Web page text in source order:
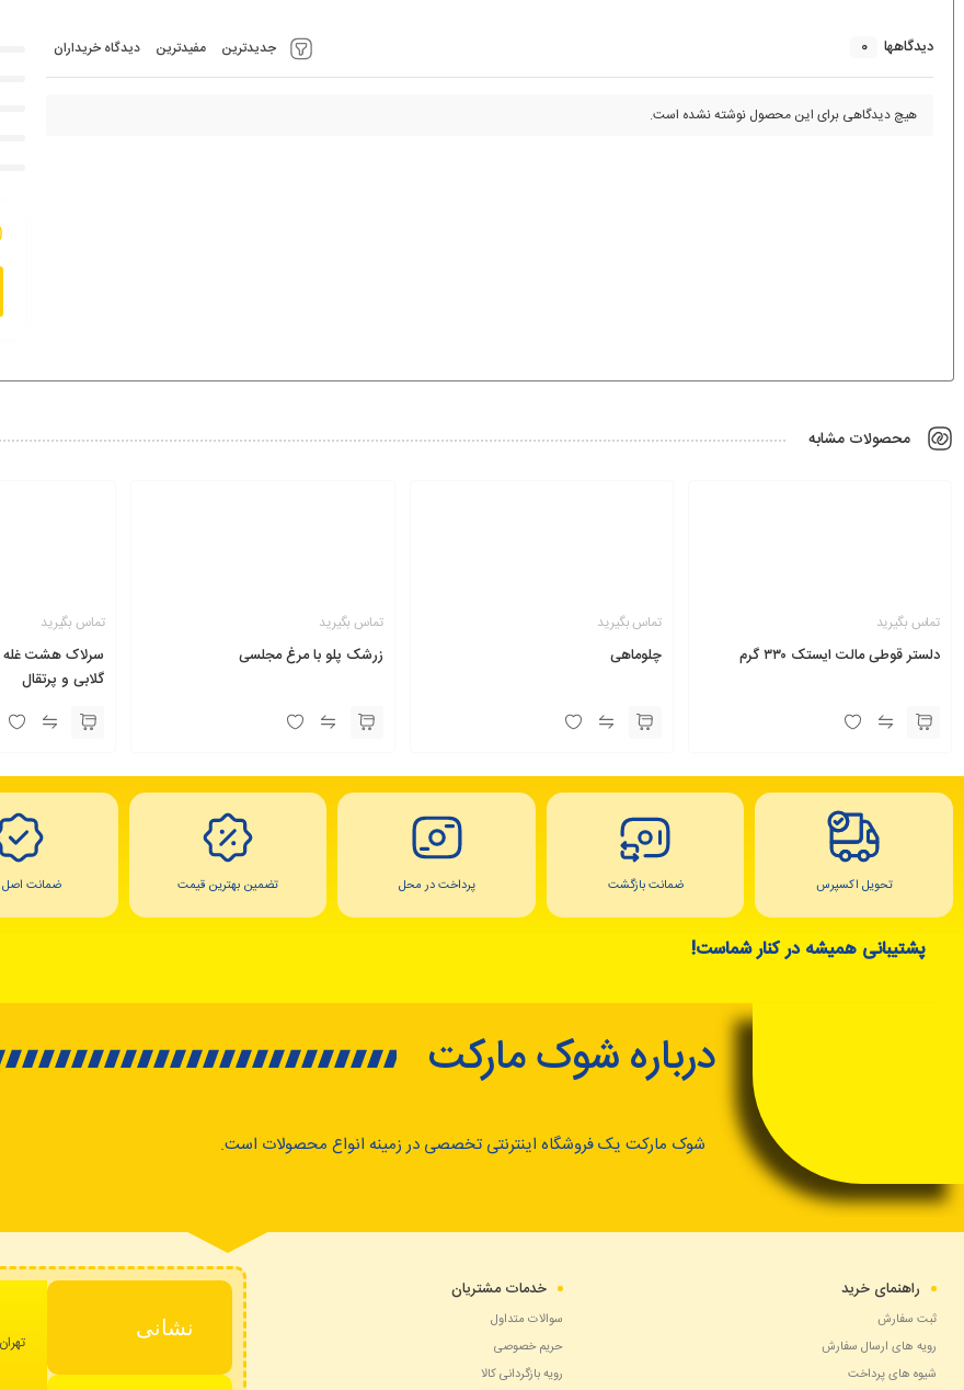
دیدگاهها 0 جدیدترین مفیدترین دیدگاه خریداران
هیچ دیدگاهی برای این محصول نوشته نشده است.
محصولات مشابه
تماس بگیرید
دلستر قوطی مالت ایستک ۳۳۰ گرم
تماس بگیرید
چلوماهی
تماس بگیرید
زرشک پلو با مرغ مجلسی
تماس بگیرید
سرلاک هشت غله
گلابی و پرتقال
تحویل اکسپرس ضمانت بازگشت پرداخت در محل تضمین بهترین قیمت ضمانت اصل
پشتیبانی همیشه در کنار شماست!
درباره شوک مارکت
شوک مارکت یک فروشگاه اینترنتی تخصصی در زمینه انواع محصولات است.
راهنمای خرید
ثبت سفارش
رویه های ارسال سفارش
شیوه های پرداخت
خدمات مشتریان
سوالات متداول
حریم خصوصی
رویه بازگردانی کالا
نشانی